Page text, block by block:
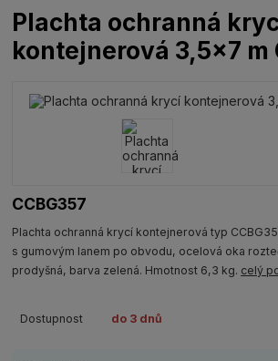
Plachta ochranná
kontejnerová 3,5x7 m
CCBG357
Plachta ochranná krycí kontejnerová typ
s gumovým lanem po obvodu, ocelová oka
prodyšná, barva zelená. Hmotnost 6,3 kg. celý
Dostupnost do 3 dnů